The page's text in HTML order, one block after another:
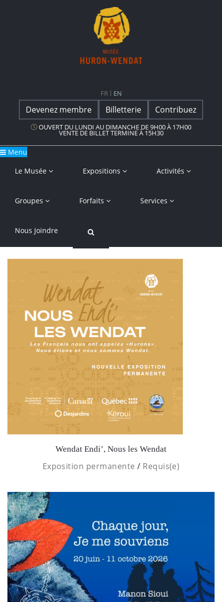
FR EN
OUVERT DU LUNDI AU DIMANCHE DE 9H00 À 17H00
VENTE DE BILLET TERMINE À 15H30
Devenez membre Billetterie Contribuez
Menu
Le Musée
Expositions Activités
Groupes Forfaits Services
Nous Joindre Exhibitions
Wendat Endi’, Nous les Wendat
Exposition permanente / Requis(e)